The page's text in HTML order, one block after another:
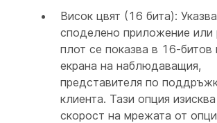
Висок цвят (16 бита):
споделено приложение или
плот се показва в 16-битов
екрана на наблюдаващия,
представителя по
клиента. Тази опция
скорост на мрежата от